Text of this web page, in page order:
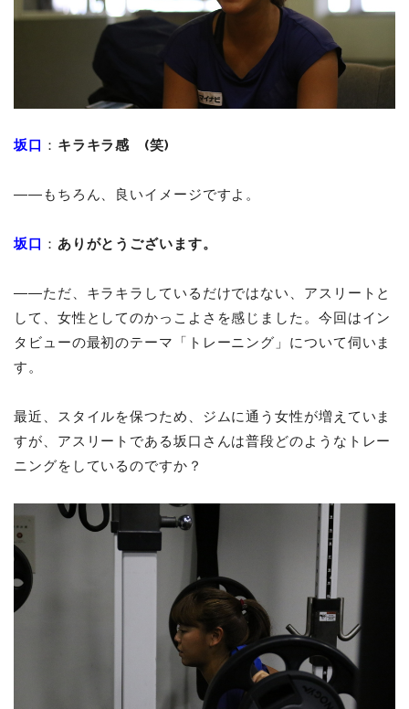
坂口 ： キラキラ感 (笑)
――もちろん、良いイメージですよ。
坂口 ： ありがとうございます。
――ただ、キラキラしているだけではない、アスリートと
して、女性としてのかっこよさを感じました。今回はイン
タビューの最初のテーマ「トレーニング」について伺いま
す。
最近、スタイルを保つため、ジムに通う女性が増えていま
すが、アスリートである坂口さんは普段どのようなトレー
ニングをしているのですか？